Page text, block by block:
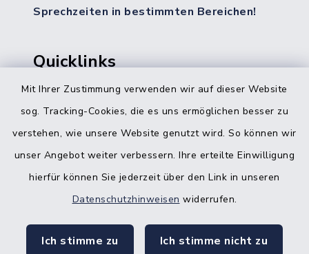
Mit Ihrer Zustimmung verwenden wir auf dieser Website
sog. Tracking-Cookies, die es uns ermöglichen besser zu
verstehen, wie unsere Website genutzt wird. So können wir
unser Angebot weiter verbessern. Ihre erteilte Einwilligung
hierfür können Sie jederzeit über den Link in unseren
Datenschutzhinweisen widerrufen.
Ich stimme zu Ich stimme nicht zu
Sprechzeiten in bestimmten Bereichen!
Quicklinks
Bürgerbüro Hohenwestedt
Bürgerbüro Hanerau-Hademarschen
Nebenstelle Padenstedt
Gleichstellungsbüro